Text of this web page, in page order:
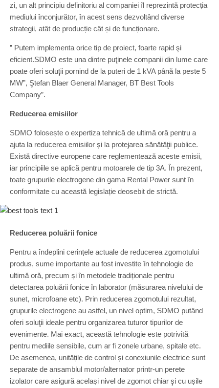
zi, un alt principiu definitoriu al companiei îl reprezintă protecția
mediului înconjurător, în acest sens dezvoltând diverse
strategii, atât de producție cât și de funcționare.
” Putem implementa orice tip de proiect, foarte rapid şi
eficient.SDMO este una dintre puţinele companii din lume care
poate oferi soluţii pornind de la puteri de 1 kVA până la peste 5
MW”, Ştefan Blaer General Manager, BT Best Tools
Company”.
Reducerea emisiilor
SDMO folosește o expertiza tehnică de ultimă oră pentru a
ajuta la reducerea emisiilor și la protejarea sănătăţii publice.
Există directive europene care reglementează aceste emisii,
iar principiile se aplică pentru motoarele de tip 3A. În prezent,
toate grupurile electrogene din gama Rental Power sunt în
conformitate cu această legislație deosebit de strictă.
Reducerea poluării fonice
Pentru a îndeplini cerințele actuale de reducerea zgomotului
produs, sume importante au fost investite în tehnologie de
ultimă oră, precum și în metodele tradiționale pentru
detectarea poluării fonice în laborator (măsurarea nivelului de
sunet, microfoane etc). Prin reducerea zgomotului rezultat,
grupurile electrogene au astfel, un nivel optim, SDMO putând
oferi soluţii ideale pentru organizarea tuturor tipurilor de
evenimente. Mai exact, această tehnologie este potrivită
pentru mediile sensibile, cum ar fi zonele urbane, spitale etc.
De asemenea, unitățile de control și conexiunile electrice sunt
separate de ansamblul motor/alternator printr-un perete
izolator care asigură același nivel de zgomot chiar şi cu ușile